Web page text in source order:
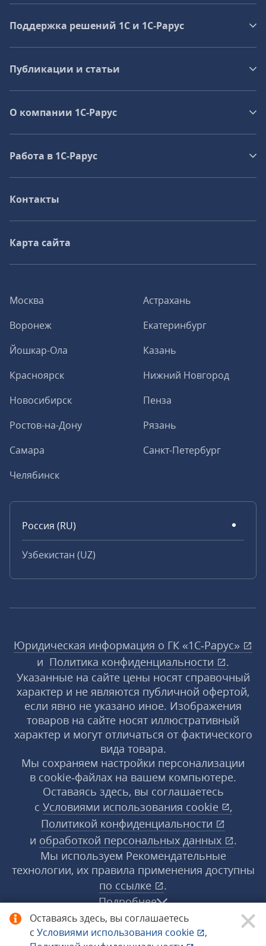
Оставаясь здесь, вы соглашаетесь
с Условиями использования cookie
,
Москва
Астрахань
Воронеж
Екатеринбург
Йошкар-Ола
Казань
Красноярск
Нижний Новгород
Новосибирск
Пенза
Ростов-на-Дону
Рязань
Самара
Санкт-Петербург
Челябинск
Россия (RU)
Узбекистан (UZ)
Поддержка решений 1С и 1С‑Рарус
Публикации и статьи
О компании 1C-Рарус
Работа в 1С‑Рарус
Контакты
Карта сайта
Юридическая информация о ГК «1С‑Рарус»
и Политика конфиденциальности
.
Указанные на сайте цены носят справочный
характер и не являются публичной офертой,
если явно не указано иное. Изображения
товаров на сайте носят иллюстративный
характер и могут отличаться от фактического
вида товара.
Мы сохраняем настройки персонализации
в cookie‑файлах на вашем компьютере.
Оставаясь здесь, вы соглашаетесь
с Условиями использования cookie
,
Политикой конфиденциальности
и обработкой персональных данных
.
Мы используем Рекомендательные
технологии, их правила применения доступны
по ссылке
.
Подробнее
© 1998−2026 «1С‑Рарус» ®. Все права